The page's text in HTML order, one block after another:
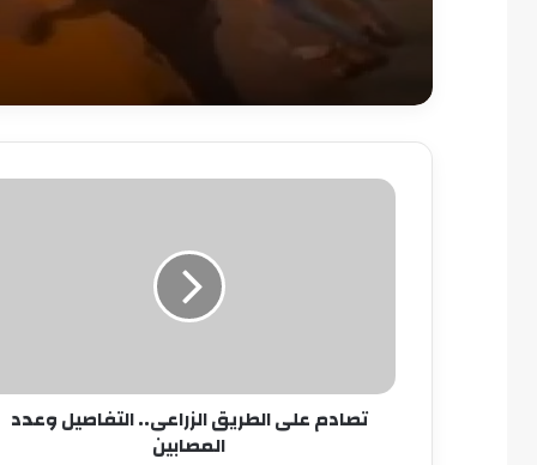
تصادم
تصادم على الطريق الزراعى.. التفاصيل وعدد
المصابين